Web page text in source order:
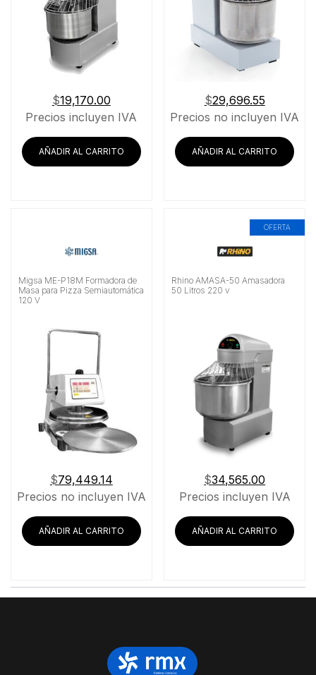
$19,170.00
Precios incluyen IVA
AÑADIR AL CARRITO
$29,696.55
Precios no incluyen IVA
AÑADIR AL CARRITO
Migsa ME-P18M Formadora de
Masa para Pizza Semiautomática
120 V
$79,449.14
Precios no incluyen IVA
AÑADIR AL CARRITO
OFERTA
Rhino AMASA-50 Amasadora
50 Litros 220 v
$34,565.00
Precios incluyen IVA
AÑADIR AL CARRITO